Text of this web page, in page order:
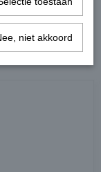
niet akkoord